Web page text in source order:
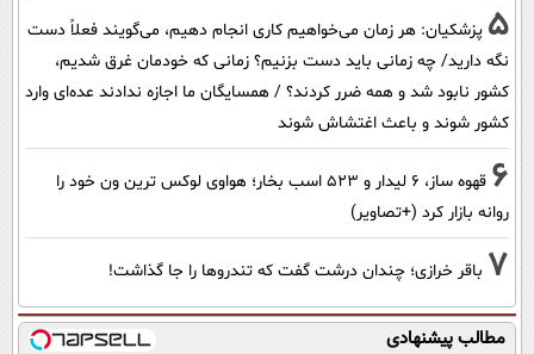
5 پزشکیان: هر زمان می‌خواهیم کاری انجام دهیم، می‌گویند فعلاً دست
نگه دارید/ چه زمانی باید دست بزنیم؟ زمانی که خودمان غرق شدیم،
کشور نابود شد و همه ضرر کردند؟ / همسایگان ما اجازه ندادند عده‌ای وارد
کشور شوند و باعث اغتشاش شوند
6
قهوه ساز، 6 لیدار و 523 اسب بخار؛ هواوی لوکس ترین ون خود را
روانه بازار کرد (+تصاویر)
7 باقر خرازی؛ چندان درشت گفت که تندروها را جا گذاشت!
مطالب پیشنهادی